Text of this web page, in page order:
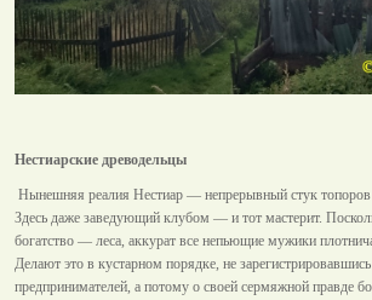
Нестиарские древодельцы
Нынешняя реалия Нестиар — непрерывный стук топоров
Здесь даже заведующий клубом — и тот мастерит.
богатство — леса, аккурат все непьющие мужики
Делают это в кустарном порядке, не зарегистрировавшись
предпринимателей, а потому о своей сермяжной правде